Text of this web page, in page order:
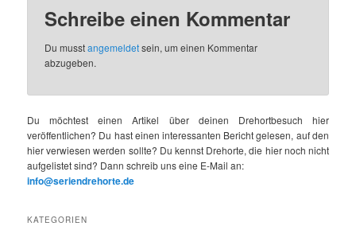
Schreibe einen Kommentar
Du musstangemeldetsein, um einen Kommentar
abzugeben.
Du möchtest einen Artikel über deinen Drehortbesuch hier
veröffentlichen? Du hast einen interessanten Bericht gelesen, auf den
hier verwiesen werden sollte? Du kennst Drehorte, die hier noch nicht
aufgelistet sind? Dann schreib uns eine E-Mail an:
info@seriendrehorte.de
KATEGORIEN